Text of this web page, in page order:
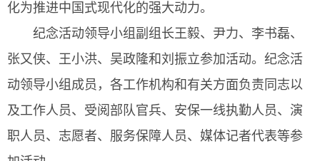
化为推进中国式现代化的强大动力。
纪念活动领导小组副组长王毅、尹力、李书磊、
张又侠、王小洪、吴政隆和刘振立参加活动。纪念活
动领导小组成员，各工作机构和有关方面负责同志以
及工作人员、受阅部队官兵、安保一线执勤人员、演
职人员、志愿者、服务保障人员、媒体记者代表等参